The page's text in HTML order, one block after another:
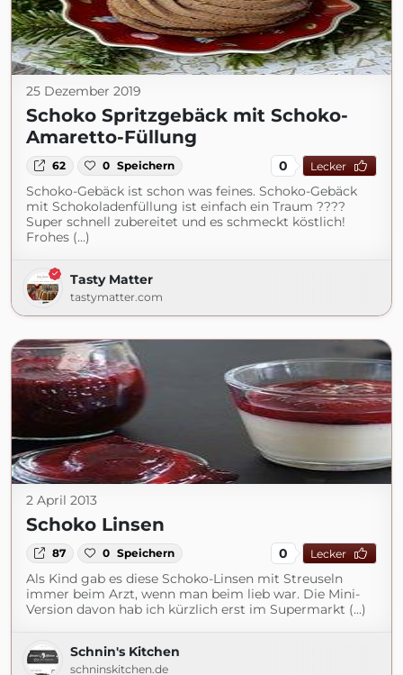
25 Dezember 2019
Schoko Spritzgebäck mit Schoko-
Amaretto-Füllung
62 0 Speichern 0 Lecker
Schoko-Gebäck ist schon was feines. Schoko-Gebäck
mit Schokoladenfüllung ist einfach ein Traum ????
Super schnell zubereitet und es schmeckt köstlich!
Frohes (...)
Tasty Matter
tastymatter.com
2 April 2013
Schoko Linsen
87 0 Speichern 0 Lecker
Als Kind gab es diese Schoko-Linsen mit Streuseln
immer beim Arzt, wenn man beim lieb war. Die Mini-
Version davon hab ich kürzlich erst im Supermarkt (...)
Schnin's Kitchen
schninskitchen.de